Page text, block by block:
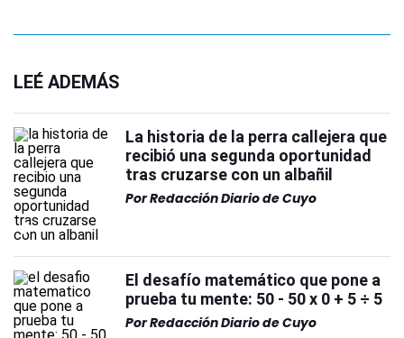
LEÉ ADEMÁS
La historia de la perra callejera que
recibió una segunda oportunidad
tras cruzarse con un albañil
PorRedacción Diario de Cuyo
El desafío matemático que pone a
prueba tu mente: 50 - 50 x 0 + 5 ÷ 5
PorRedacción Diario de Cuyo